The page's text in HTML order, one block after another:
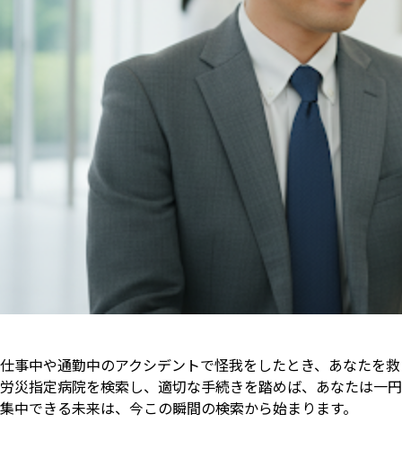
仕事中や通勤中のアクシデントで怪我をしたとき、あなたを
労災指定病院を検索し、適切な手続きを踏めば、あなたは一
集中できる未来は、今この瞬間の検索から始まります。